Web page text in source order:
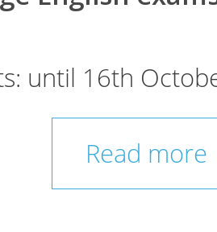
until 16th
Read more